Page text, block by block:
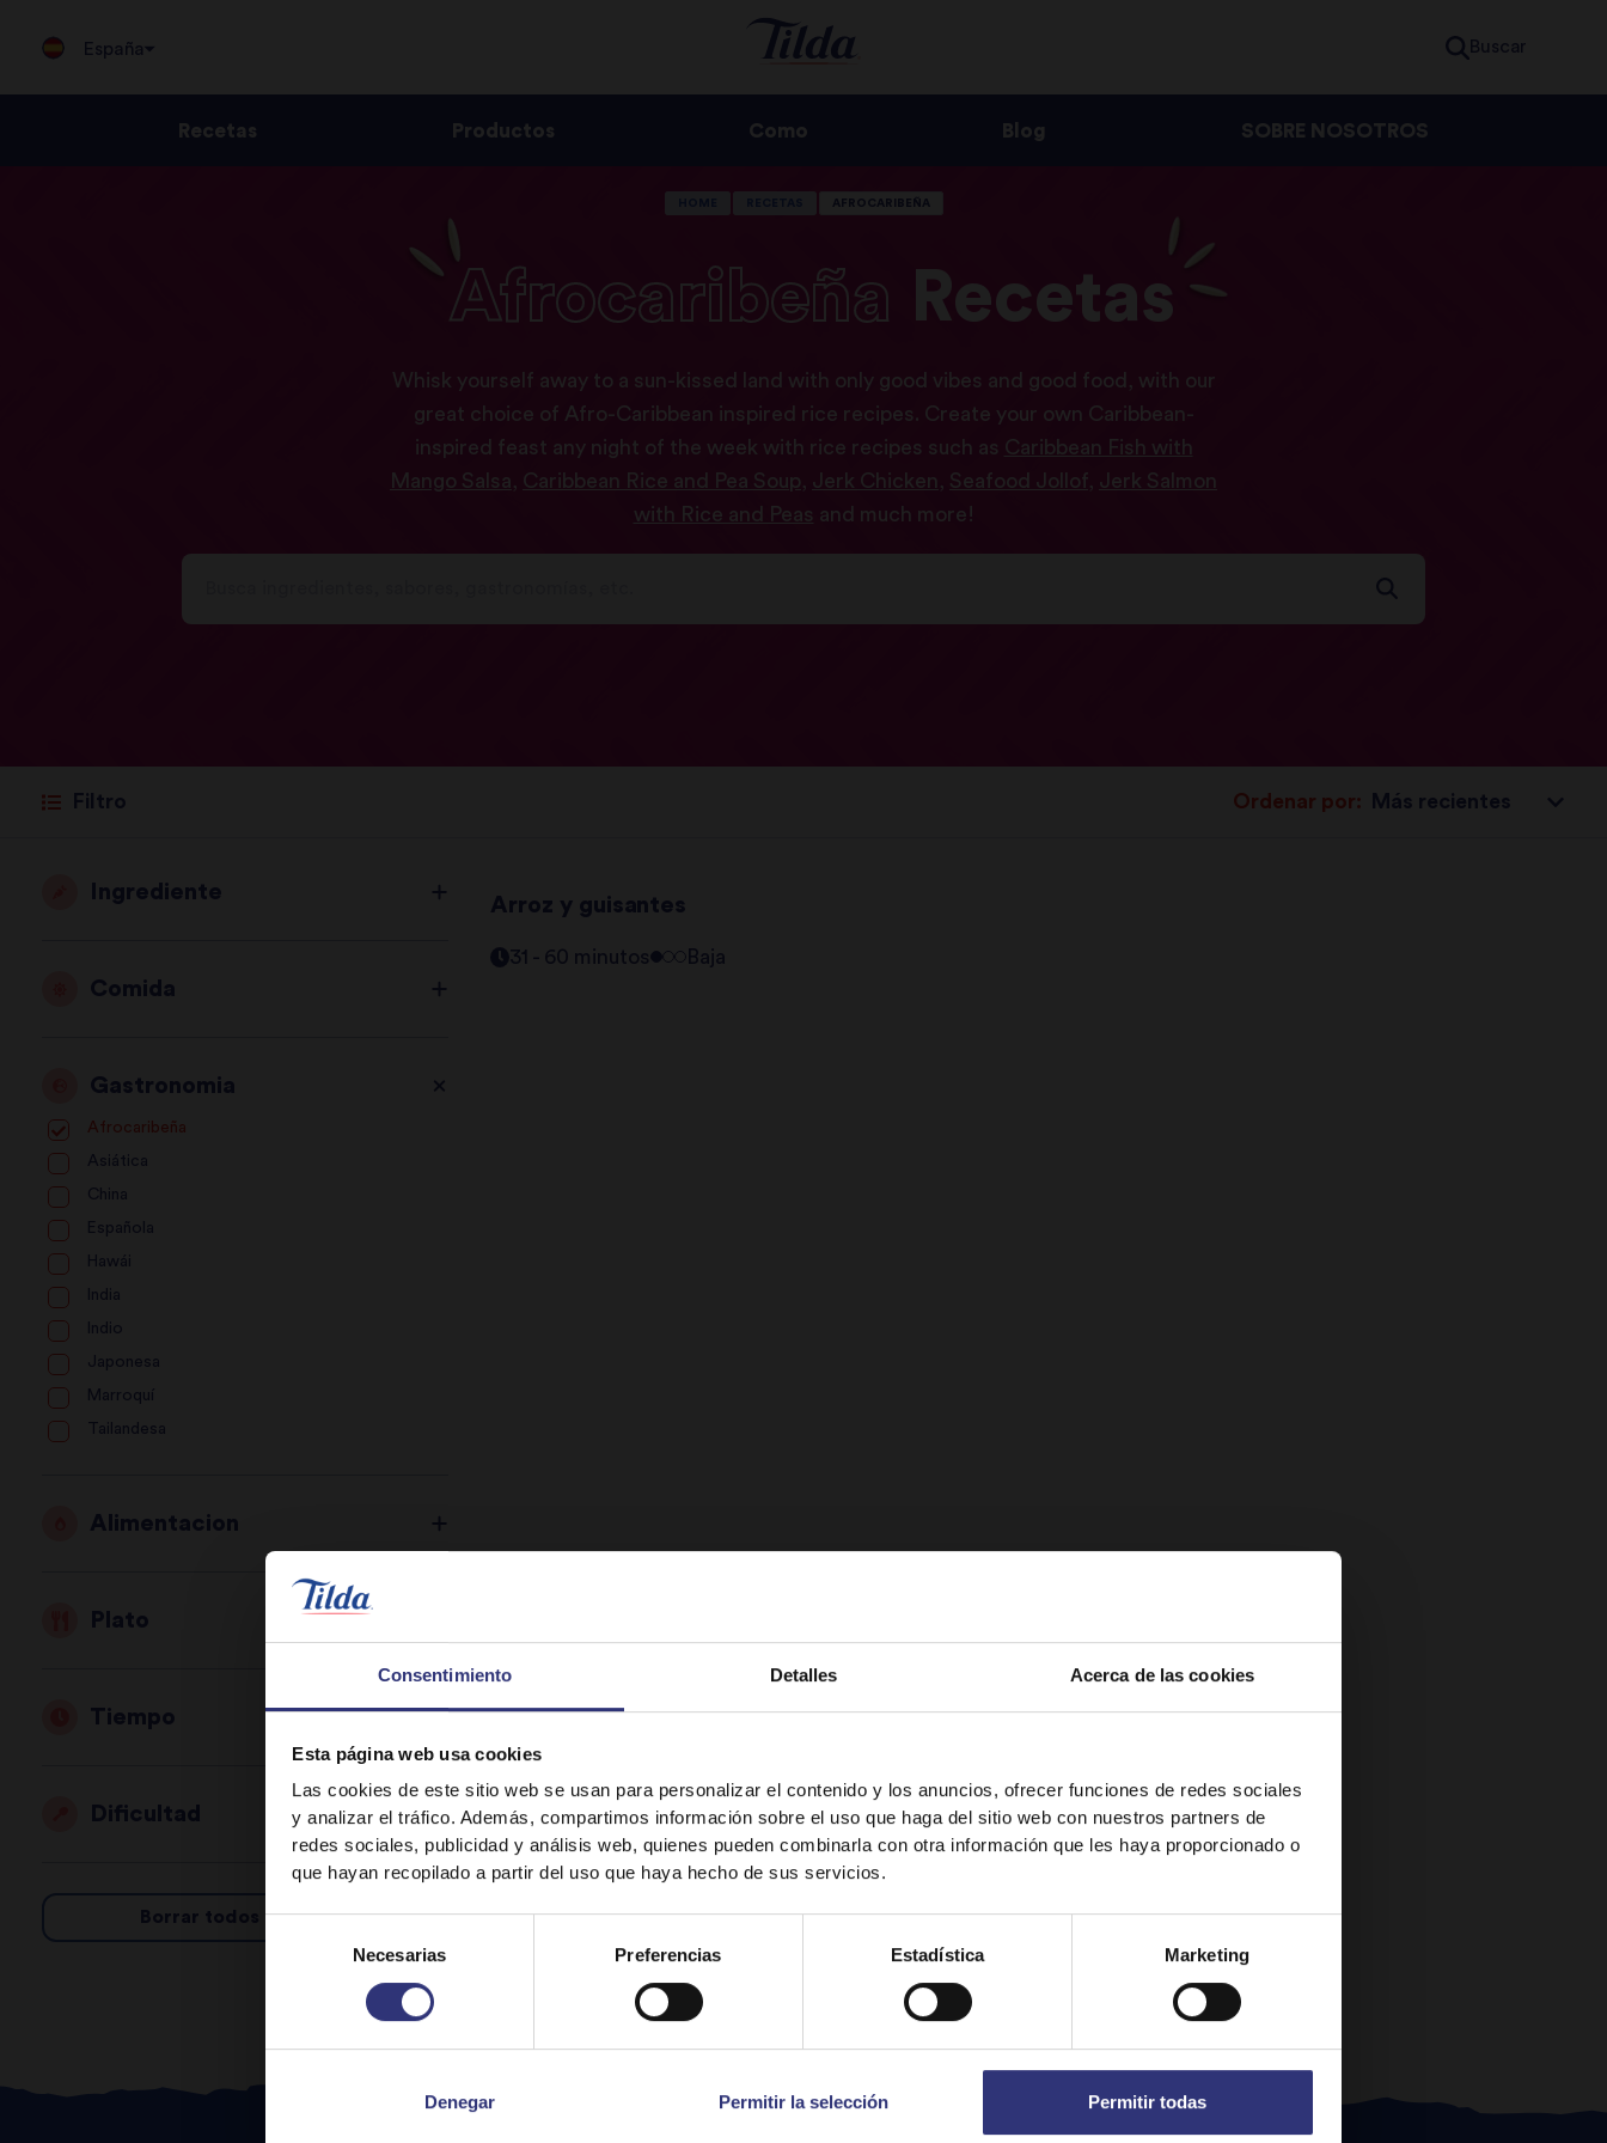
Consentimiento Detalles Acerca de las cookies
Esta página web usa cookies
Las cookies de este sitio web se usan para personalizar el contenido y los anuncios, ofrecer funciones de redes sociales
y analizar el tráfico. Además, compartimos información sobre el uso que haga del sitio web con nuestros partners de
redes sociales, publicidad y análisis web, quienes pueden combinarla con otra información que les haya proporcionado o
que hayan recopilado a partir del uso que haya hecho de sus servicios.
consentimiento
Necesarias Preferencias Estadística Marketing
Denegar Permitir la selección Permitir todas
España Buscar
Recetas Productos Como Blog SOBRE NOSOTROS
AFROCARIBEÑA
Afrocaribeña Recetas
Whisk yourself away to a sun-kissed land with only good vibes and good food, with our
great choice of Afro-Caribbean inspired rice recipes. Create your own Caribbean-
inspired feast any night of the week with rice recipes such as Caribbean Fish with
Mango Salsa, Caribbean Rice and Pea Soup, Jerk Chicken , Seafood Jollof, Jerk Salmon
with Rice and Peas and much more!
Filtro Ordenar por:
Ingrediente
Comida
Gastronomia
Afrocaribeña
Asiática
China
Española
Hawái
India
Indio
Japonesa
Marroquí
Tailandesa
Alimentacion
Plato
Tiempo
Dificultad
Borrar todos los filtros
Arroz y guisantes
31 - 60 minutos Baja